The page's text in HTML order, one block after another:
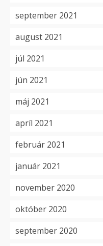
september 2021
august 2021
júl 2021
jún 2021
máj 2021
apríl 2021
február 2021
január 2021
november 2020
október 2020
september 2020